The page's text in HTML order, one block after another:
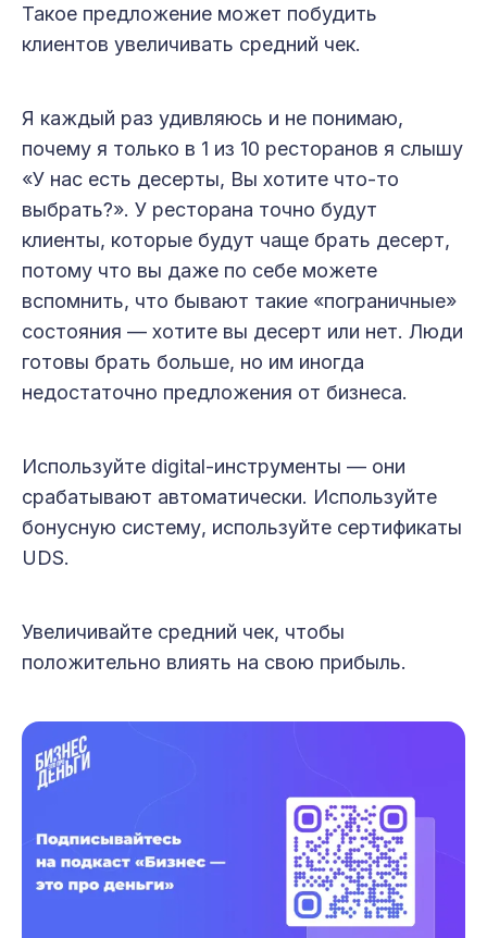
Такое предложение может побудить
клиентов увеличивать средний чек.
Я каждый раз удивляюсь и не понимаю,
почему я только в 1 из 10 ресторанов я слышу
«У нас есть десерты, Вы хотите что-то
выбрать?». У ресторана точно будут
клиенты, которые будут чаще брать десерт,
потому что вы даже по себе можете
вспомнить, что бывают такие «пограничные»
состояния — хотите вы десерт или нет. Люди
готовы брать больше, но им иногда
недостаточно предложения от бизнеса.
Используйте digital-инструменты — они
срабатывают автоматически. Используйте
бонусную систему, используйте сертификаты
UDS.
Увеличивайте средний чек, чтобы
положительно влиять на свою прибыль.